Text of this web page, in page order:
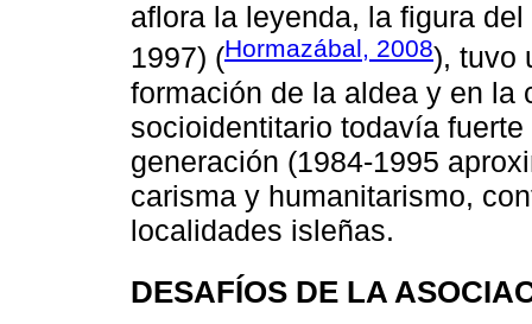
aflora la leyenda, la figura
1997) (Hormazábal, 2008), tuvo
formación de la aldea y en la
socioidentitario todavía
generación (1984-1995
carisma y humanitarismo,
localidades isleñas.
DESAFÍOS DE LA